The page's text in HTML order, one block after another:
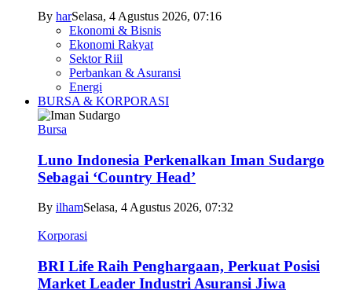
By harSelasa, 4 Agustus 2026, 07:16
Ekonomi & Bisnis
Ekonomi Rakyat
Sektor Riil
Perbankan & Asuransi
Energi
BURSA & KORPORASI
Bursa
Luno Indonesia Perkenalkan Iman Sudargo
Sebagai ‘Country Head’
By ilhamSelasa, 4 Agustus 2026, 07:32
Korporasi
BRI Life Raih Penghargaan, Perkuat Posisi
Market Leader Industri Asuransi Jiwa